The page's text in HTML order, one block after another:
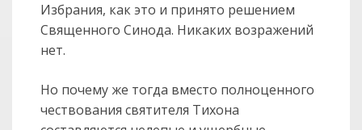
Избрания, как это и принято решением
Священного Синода. Никаких возражений
нет.
Но почему же тогда вместо полноценного
чествования святителя Тихона